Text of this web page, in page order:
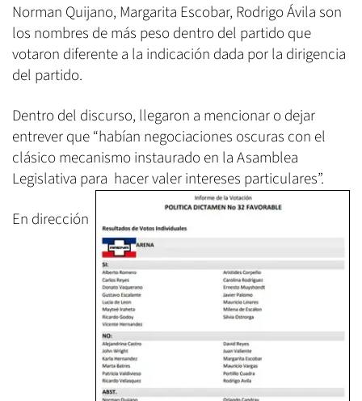
Norman Quijano, Margarita Escobar, Rodrigo Ávila son
los nombres de más peso dentro del partido que
votaron diferente a la indicación dada por la dirigencia
del partido.
Dentro del discurso, llegaron a mencionar o dejar
entrever que “habían negociaciones oscuras con el
clásico mecanismo instaurado en la Asamblea
Legislativa para hacer valer intereses particulares”.
En dirección